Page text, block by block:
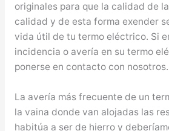
originales para que la calidad de
calidad y de esta forma exender
vida útil de tu termo eléctrico. Si
incidencia o avería en su termo
ponerse en contacto con nosotros.
La avería más frecuente de un
la vaina donde van alojadas las
habitúa a ser de hierro y